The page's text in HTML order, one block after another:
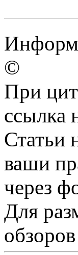
©
При
ссылка
Статьи
ваши
через
Для